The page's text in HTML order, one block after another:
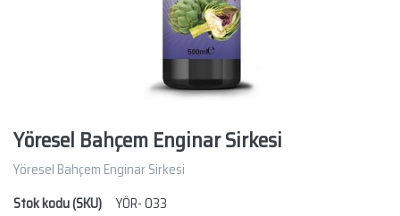
Yöresel Bahçem Enginar Sirkesi
Yöresel Bahçem Enginar Sirkesi
Stok kodu (SKU)
YÖR- 033